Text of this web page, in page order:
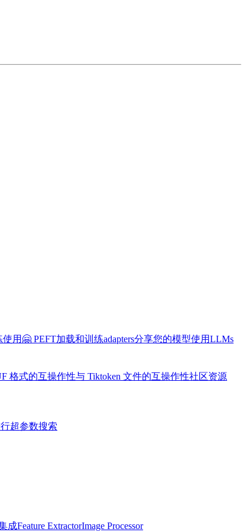
使用🤗 PEFT加载和训练adapters分享您的模型使用LLMs
格式的互操作性与 Tiktoken 文件的互操作性社区资源
超参数搜索
成Feature ExtractorImage Processor